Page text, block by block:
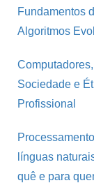
Fundamentos
Algoritmos
Computadores,
Sociedade e
Profissional
línguas
quê e para